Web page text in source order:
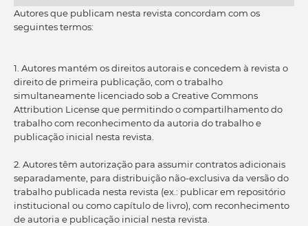
Autores que publicam nesta revista concordam com os
seguintes termos:
1. Autores mantém os direitos autorais e concedem à revista o
direito de primeira publicação, com o trabalho
simultaneamente licenciado sob a Creative Commons
Attribution License que permitindo o compartilhamento do
trabalho com reconhecimento da autoria do trabalho e
publicação inicial nesta revista.
2. Autores têm autorização para assumir contratos adicionais
separadamente, para distribuição não-exclusiva da versão do
trabalho publicada nesta revista (ex.: publicar em repositório
institucional ou como capítulo de livro), com reconhecimento
de autoria e publicação inicial nesta revista.